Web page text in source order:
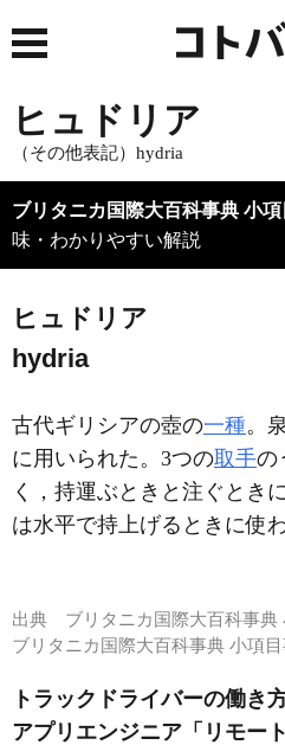
ヒュドリア
（その他表記）hydria
ブリタニカ国際大百科事典 小
味・わかりやすい解説
ヒュドリア
hydria
古代ギリシアの壺の一種。
に用いられた。3つの取手の
く，持運ぶときと注ぐとき
は水平で持上げるときに使わ
出典 ブリタニカ国際大百科事典
ブリタニカ国際大百科事典 小項
トラックドライバーの働き
アプリエンジニア「リモート